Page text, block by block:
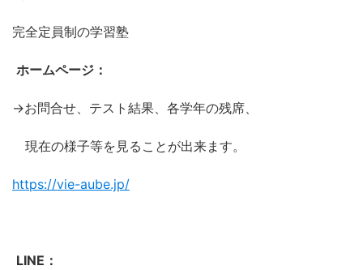
完全定員制の学習塾
ホームページ：
→お問合せ、テスト結果、各学年の残席、
現在の様子等を見ることが出来ます。
https://vie-aube.jp/
LINE：